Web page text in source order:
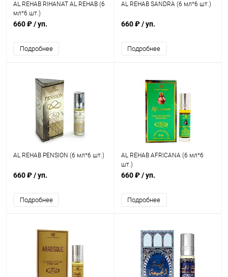
AL REHAB RIHANAT AL REHAB (6
мл*6 шт.)
660 ₽/ уп.
Подробнее
AL REHAB SANDRA (6 мл*6 шт.)
660 ₽/ уп.
Подробнее
AL REHAB PENSION (6 мл*6 шт.)
660 ₽/ уп.
Подробнее
AL REHAB AFRICANA (6 мл*6
шт.)
660 ₽/ уп.
Подробнее